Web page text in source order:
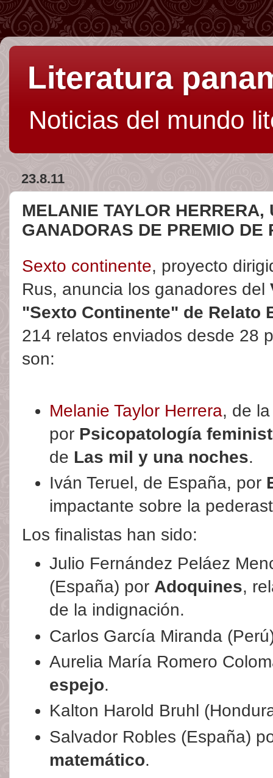
Literatura
Noticias del mundo
23.8.11
MELANIE TAYLOR HERRERA,
GANADORAS DE PREMIO DE
Sexto continente, proyecto
Rus, anuncia los ganadores del
"Sexto Continente" de Relato
214 relatos enviados desde 28
son:
Melanie Taylor Herrera, de
por Psicopatología
de Las mil y una noches.
Iván Teruel, de España, por
impactante sobre la
Los finalistas han sido:
Julio Fernández Peláez
(España) por Adoquines,
de la indignación.
Carlos García Miranda
Aurelia María Romero
espejo.
Kalton Harold Bruhl
Salvador Robles (España)
matemático.